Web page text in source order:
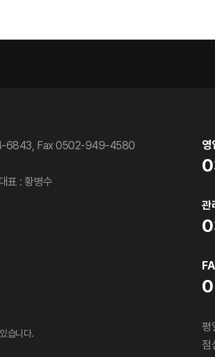
6843, Fax 0502-949-4580
표 : 황병수
습니다.
영
관
평
점